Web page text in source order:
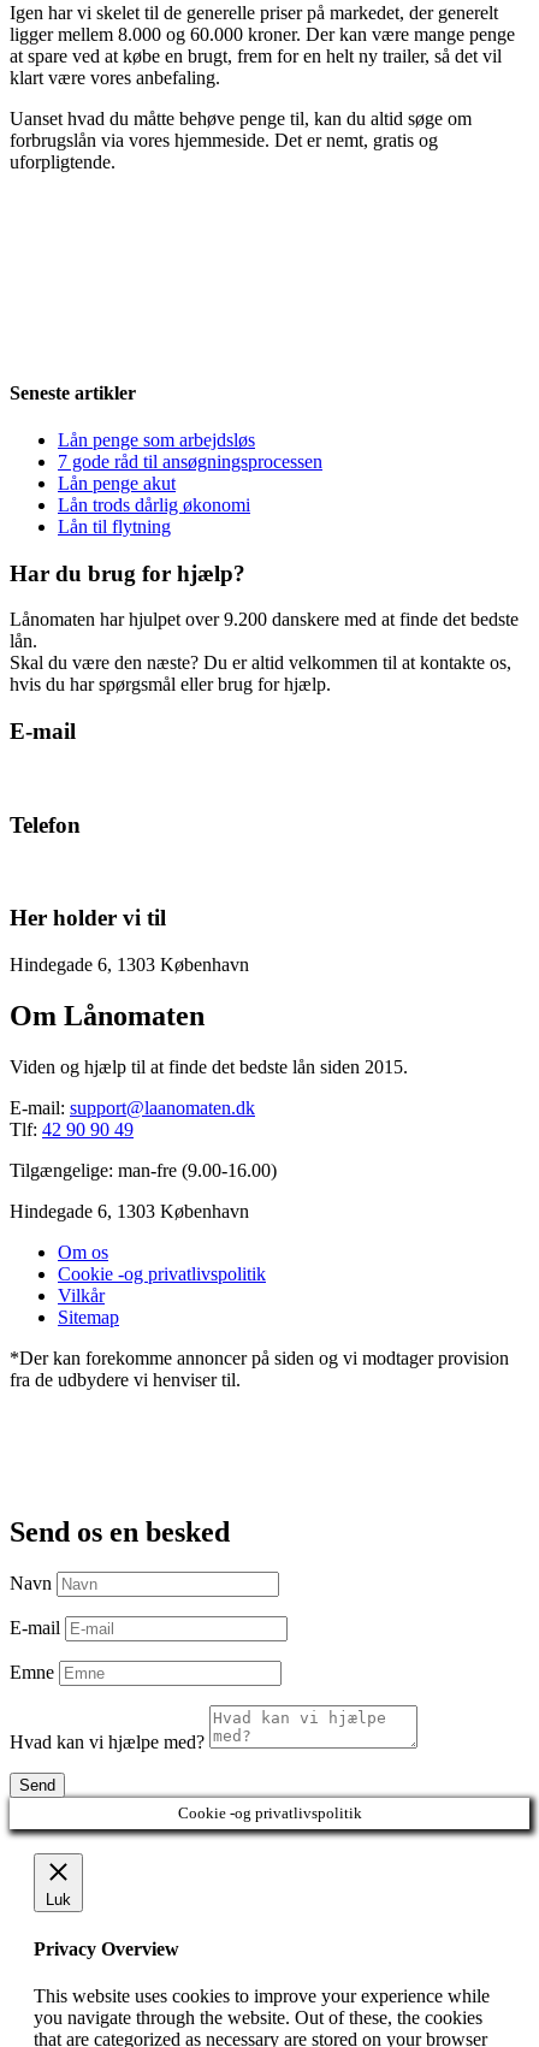
Igen har vi skelet til de generelle priser på markedet, der generelt
ligger mellem 8.000 og 60.000 kroner. Der kan være mange penge
at spare ved at købe en brugt, frem for en helt ny trailer, så det vil
klart være vores anbefaling.
Uanset hvad du måtte behøve penge til, kan du altid søge om
forbrugslån via vores hjemmeside. Det er nemt, gratis og
uforpligtende.
Seneste artikler
Lån penge som arbejdsløs
7 gode råd til ansøgningsprocessen
Lån penge akut
Lån trods dårlig økonomi
Lån til flytning
Har du brug for hjælp?
Lånomaten har hjulpet over 9.200 danskere med at finde det bedste
lån.
Skal du være den næste? Du er altid velkommen til at kontakte os,
hvis du har spørgsmål eller brug for hjælp.
E-mail
Telefon
Her holder vi til
Hindegade 6, 1303 København
Om Lånomaten
Viden og hjælp til at finde det bedste lån siden 2015.
E-mail: support@laanomaten.dk
Tlf: 42 90 90 49
Tilgængelige: man-fre (9.00-16.00)
Hindegade 6, 1303 København
Om os
Cookie -og privatlivspolitik
Vilkår
Sitemap
*Der kan forekomme annoncer på siden og vi modtager provision
fra de udbydere vi henviser til.
Send os en besked
Navn
E-mail
Emne
Hvad kan vi hjælpe med?
Send
Cookie -og privatlivspolitik
Luk
Privacy Overview
This website uses cookies to improve your experience while
you navigate through the website. Out of these, the cookies
that are categorized as necessary are stored on your browser